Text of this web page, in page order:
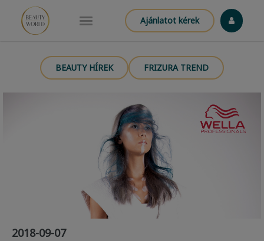
Ajánlatot kérek
BEAUTY HÍREK FRIZURA TREND
2018-09-07